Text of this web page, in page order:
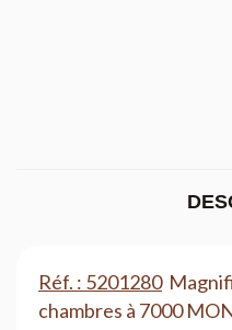
Réf. : 5201280
chambres à 7000